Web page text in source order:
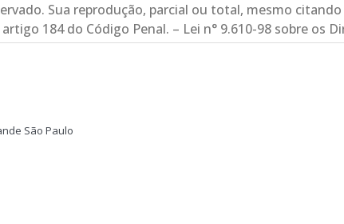
Sua reprodução, parcial ou total, mesmo
184 do Código Penal. – Lei n° 9.610-98 sobre os
São Paulo